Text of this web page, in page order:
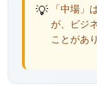
💡 「中場」
が、ビジ
ことがあ